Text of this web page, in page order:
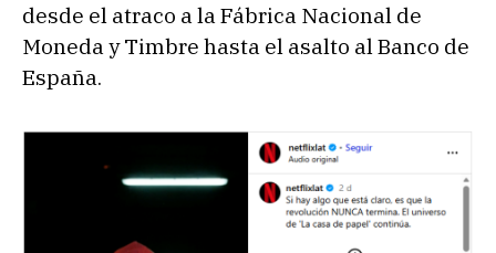
desde el atraco a la Fábrica Nacional de
Moneda y Timbre hasta el asalto al Banco de
España.